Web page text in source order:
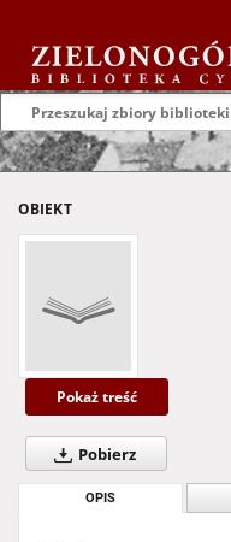
OBIEKT
Pokaż treść
Pobierz
OPIS